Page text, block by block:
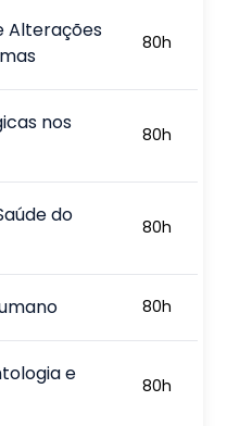
Alterações
80h
nos
80h
do
80h
80h
e
80h